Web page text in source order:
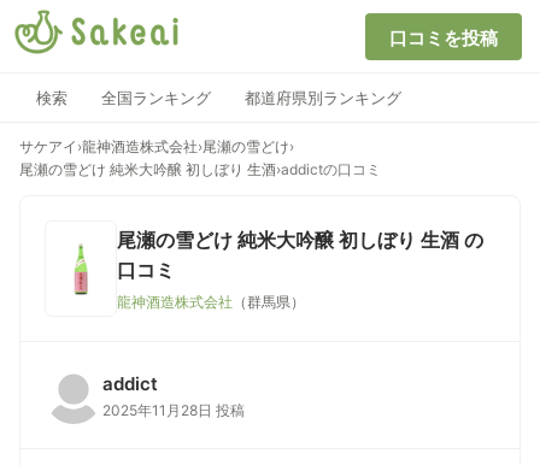
口コミを投稿
検索 全国ランキング 都道府県別ランキング
サケアイ ›龍神酒造株式会社›尾瀬の雪どけ›
尾瀬の雪どけ 純米大吟醸 初しぼり 生酒›addictの口コミ
尾瀬の雪どけ 純米大吟醸 初しぼり 生酒 の
口コミ
龍神酒造株式会社 （群馬県）
addict
2025年11月28日 投稿